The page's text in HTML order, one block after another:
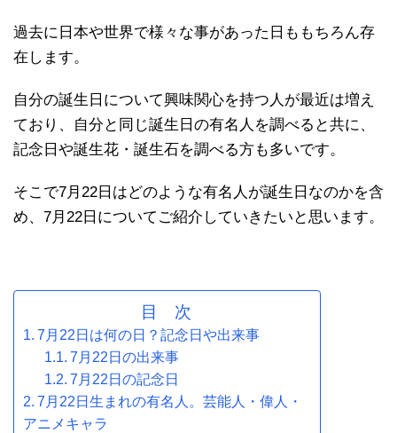
過去に日本や世界で様々な事があった日ももちろん存
在します。
自分の誕生日について興味関心を持つ人が最近は増え
ており、自分と同じ誕生日の有名人を調べると共に、
記念日や誕生花・誕生石を調べる方も多いです。
そこで7月22日はどのような有名人が誕生日なのかを含
め、7月22日についてご紹介していきたいと思います。
目 次
7月22日は何の日？記念日や出来事
7月22日の出来事
7月22日の記念日
7月22日生まれの有名人。芸能人・偉人・
アニメキャラ